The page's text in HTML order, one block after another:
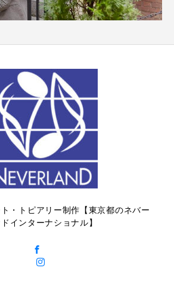
・トピアリー制作【東京都のネバー
インターナショナル】